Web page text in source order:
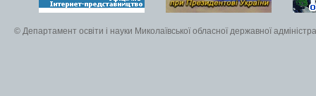
© Департамент освіти і науки Миколаївської обласної державної